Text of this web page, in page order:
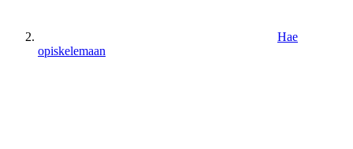
Hae
opiskelemaan